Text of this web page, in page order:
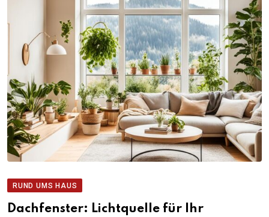
RUND UMS HAUS
Dachfenster: Lichtquelle für Ihr